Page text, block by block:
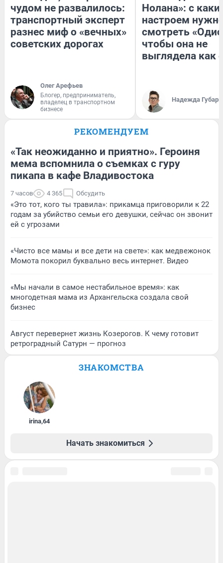
чудом не развалилось:
транспортный эксперт
разнес миф о «вечных»
советских дорогах
Олег Арефьев
Блогер, предприниматель,
владелец в транспортном
бизнесе
Нолана»: с
настроем
смотреть
чтобы она не
выглядела как
Надежда Губарь
РЕКОМЕНДУЕМ
«Так неожиданно и приятно». Героиня
мема вспомнила о съемках с гуру
пикапа в кафе Владивостока
7 часов 4 365 Обсудить
«Это тот, кого ты травила»: прикамца приговорили к 22
годам за убийство семьи его девушки, сейчас он звонит
ей с угрозами
«Чисто все мамы и все дети на свете»: как медвежонок
Момота покорил буквально весь интернет. Видео
«Мы начали в самое нестабильное время»: как
многодетная мама из Архангельска создала свой
бизнес
Август перевернет жизнь Козерогов. К чему готовит
ретроградный Сатурн — прогноз
ЗНАКОМСТВА
irina,64
Начать знакомиться